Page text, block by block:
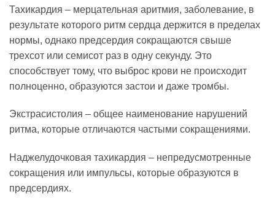
Тахикардия – мерцательная аритмия, заболевание, в
результате которого ритм сердца держится в пределах
нормы, однако предсердия сокращаются свыше
трехсот или семисот раз в одну секунду. Это
способствует тому, что выброс крови не происходит
полноценно, образуются застои и даже тромбы.
Экстрасистолия – общее наименование нарушений
ритма, которые отличаются частыми сокращениями.
Наджелудочковая тахикардия – непредусмотренные
сокращения или импульсы, которые образуются в
предсердиях.